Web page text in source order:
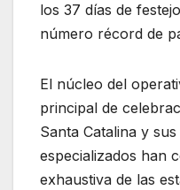
los 37 días de
número récord de
El núcleo del
principal de
Santa Catalina y
especializados han
exhaustiva de las